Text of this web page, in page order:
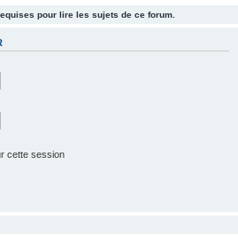
e
pour lire les sujets de ce forum.
cette session